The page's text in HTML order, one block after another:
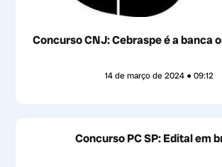
Concurso CNJ: Cebraspe é a banca
14 de março de 2024 09:12
Concurso PC SP: Edital em